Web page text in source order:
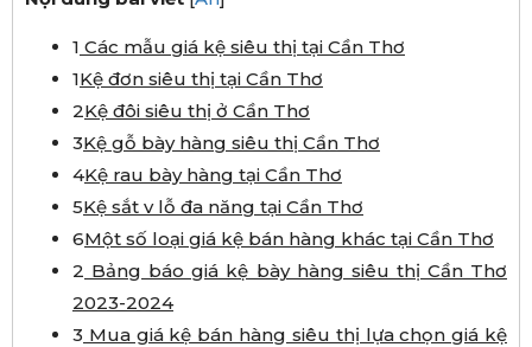
1 Các mẫu giá kệ siêu thị tại Cần Thơ
1Kệ đơn siêu thị tại Cần Thơ
2Kệ đôi siêu thị ở Cần Thơ
3Kệ gỗ bày hàng siêu thị Cần Thơ
4Kệ rau bày hàng tại Cần Thơ
5Kệ sắt v lỗ đa năng tại Cần Thơ
6Một số loại giá kệ bán hàng khác tại Cần Thơ
2 Bảng báo giá kệ bày hàng siêu thị Cần Thơ
2023-2024
3 Mua giá kệ bán hàng siêu thị lựa chọn giá kệ